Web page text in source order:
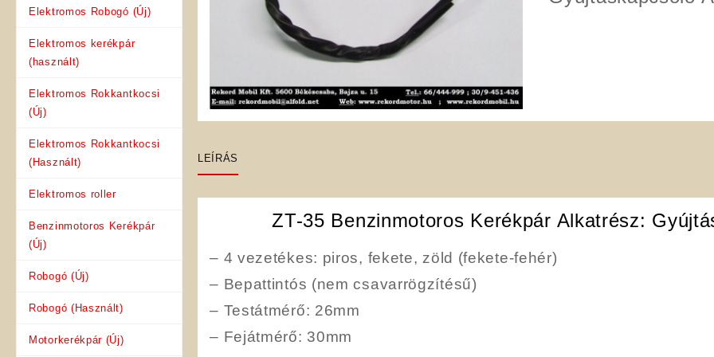
Elektromos Robogó (Új)
Elektromos kerékpár
(használt)
Elektromos Rokkantkocsi
(Új)
Elektromos Rokkantkocsi
(Használt)
Elektromos roller
Benzinmotoros Kerékpár
(Új)
Robogó (Új)
Robogó (Használt)
Motorkerékpár (Új)
LEÍRÁS
ZT-35 Benzinmotoros Kerékpár Alkatrész:
– 4 vezetékes: piros, fekete, zöld (fekete-fehér)
– Bepattintós (nem csavarrögzítésű)
– Testátmérő: 26mm
– Fejátmérő: 30mm